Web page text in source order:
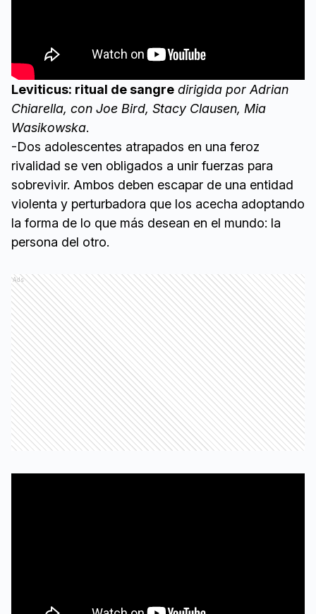
Leviticus: ritual de sangre dirigida por Adrian
Chiarella, con Joe Bird, Stacy Clausen, Mia
Wasikowska.
-Dos adolescentes atrapados en una feroz
rivalidad se ven obligados a unir fuerzas para
sobrevivir. Ambos deben escapar de una entidad
violenta y perturbadora que los acecha adoptando
la forma de lo que más desean en el mundo: la
persona del otro.
Ads